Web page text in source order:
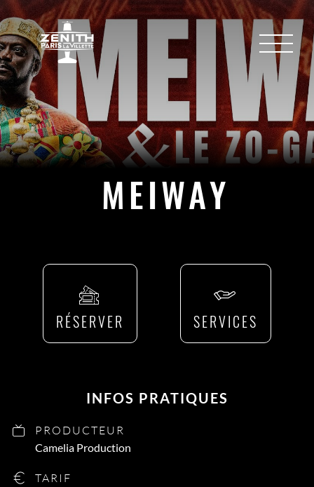
MEIWAY
RÉSERVER SERVICES
INFOS PRATIQUES
PRODUCTEUR
Camelia Production
TARIF